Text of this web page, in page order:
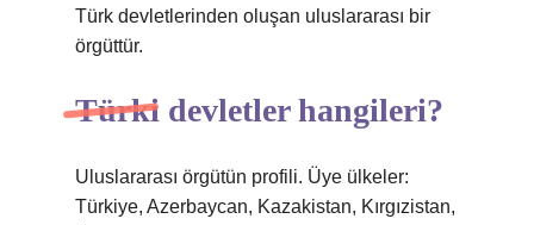
Türk devletlerinden oluşan uluslararası bir
örgüttür.
Türki devletler hangileri?
Uluslararası örgütün profili. Üye ülkeler:
Türkiye, Azerbaycan, Kazakistan, Kırgızistan,